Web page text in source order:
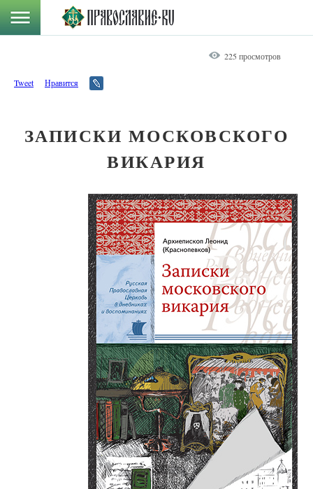
225 просмотров
Tweet Нравится
ЗАПИСКИ МОСКОВСКОГО
ВИКАРИЯ